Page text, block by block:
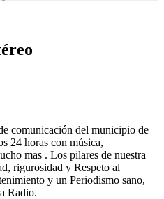
comunicación del municipio de
24 horas con música,
mas . Los pilares de nuestra
rigurosidad y Respeto al
y un Periodismo sano,
Radio.